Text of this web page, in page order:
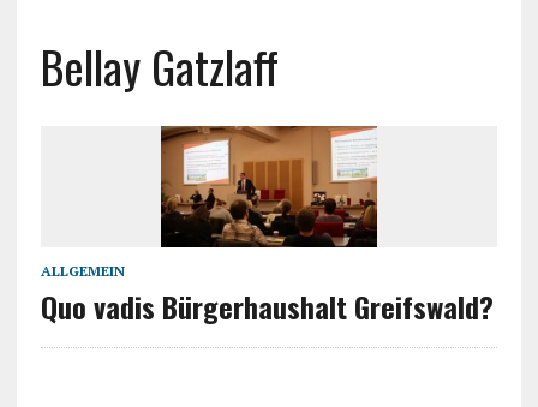
Bellay Gatzlaff
ALLGEMEIN
Quo vadis Bürgerhaushalt Greifswald?